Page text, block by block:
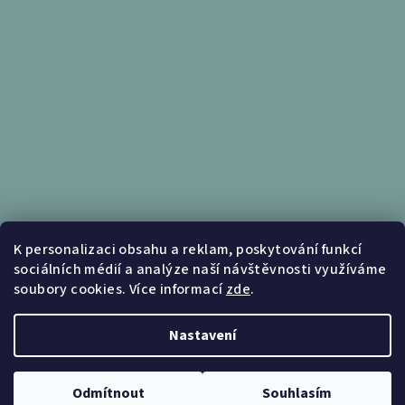
K personalizaci obsahu a reklam, poskytování funkcí
sociálních médií a analýze naší návštěvnosti využíváme
soubory cookies. Více informacízde.
Nastavení
Odmítnout Souhlasím
Informace pro vás
Obchodní podmínky
Upravit nastavení cookies